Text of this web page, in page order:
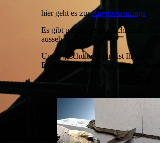
hier geht es zurAngebotsanfrage
Es gibt unzählige Möglichkeiten,
aussehen.
Unser geschultes Team ist Ihnen bei
Erfahrung in der Gestaltung der